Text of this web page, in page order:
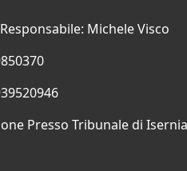
Michele Visco
Presso Tribunale di